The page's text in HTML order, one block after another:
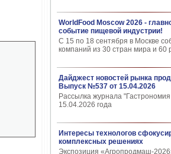
WorldFood Moscow 2026 -
событие пищевой индустрии!
С 15 по 18 сентября в Москве
компаний из 30 стран мира и 60
Дайджест новостей рынка
Выпуск №537 от 15.04.2026
Рассылка журнала
15.04.2026 года
Интересы технологов
комплексных решениях
Экспозиция «Агропродмаш-